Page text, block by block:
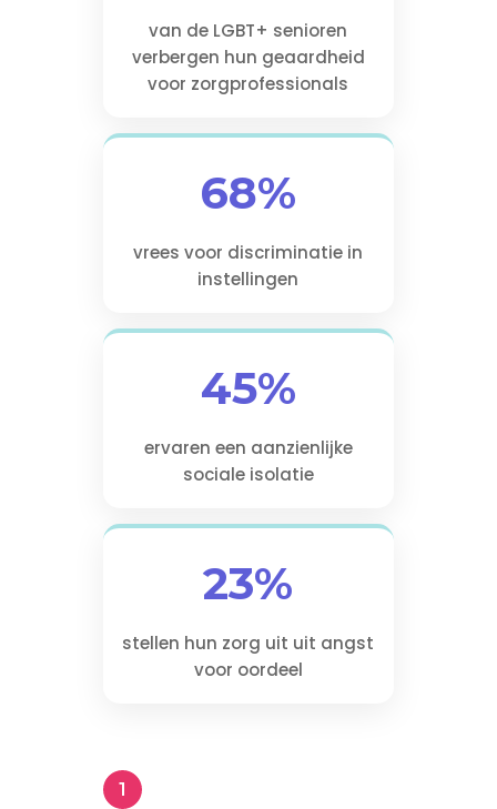
van de LGBT+ senioren
verbergen hun geaardheid
voor zorgprofessionals
68%
vrees voor discriminatie in
instellingen
45%
ervaren een aanzienlijke
sociale isolatie
23%
stellen hun zorg uit uit angst
voor oordeel